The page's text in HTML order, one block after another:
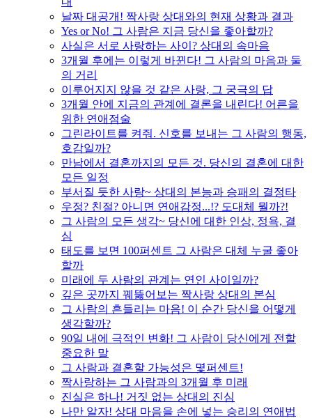
날짜 대공개! 짝사랑 상대와의 현재 상황과 결과
Yes or No! 그 사람은 지금 당신을 좋아할까?
사실은 서로 사랑하는 사이? 상대의 속마음
3개월 후에는 이렇게 바뀐다! 그 사람의 마음과 둘
의 거리
이루어지지 않을 것 같은 사랑, 그 궁극의 답
3개월 안에 지금의 관계에 결론을 내린다! 어른을
위한 연애점술
그린라이트를 켜줘. 신호를 보내는 그 사람의 행동,
호감일까?
만남에서 결혼까지의 모든 것. 당신의 결혼에 대한
모든 일정
부서질 듯한 사랑~ 상대의 본능과 승패의 결정타
우정? 친절? 아니면 연애감정...!? 도대체 뭘까?!
그 사람의 모든 생각~ 당신에 대한 인상, 정욕, 결
심
태도를 보면 100퍼센트 그 사람은 대체 누굴 좋아
할까
미래에 두 사람의 관계는 연인 사이일까?
깊은 곳까지 꿰뚫어보는 짝사랑 상대의 본심
그 사람의 흔들리는 마음! 이 순간 당신을 어떻게
생각할까?
90일 내에 극적인 변화! 그 사람이 당신에게 전할
중요한 말
그 사람과 결혼할 가능성은 몇퍼센트!
짝사랑하는 그 사람과의 3개월 후 미래
진실은 하나! 거짓 없는 상대의 진심
나만 알자! 상대 마음을 손에 넣는 승리의 연애법